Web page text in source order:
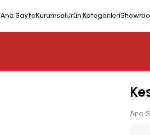
Ana SayfaKurumsalÜrün Kategorileri
Ana